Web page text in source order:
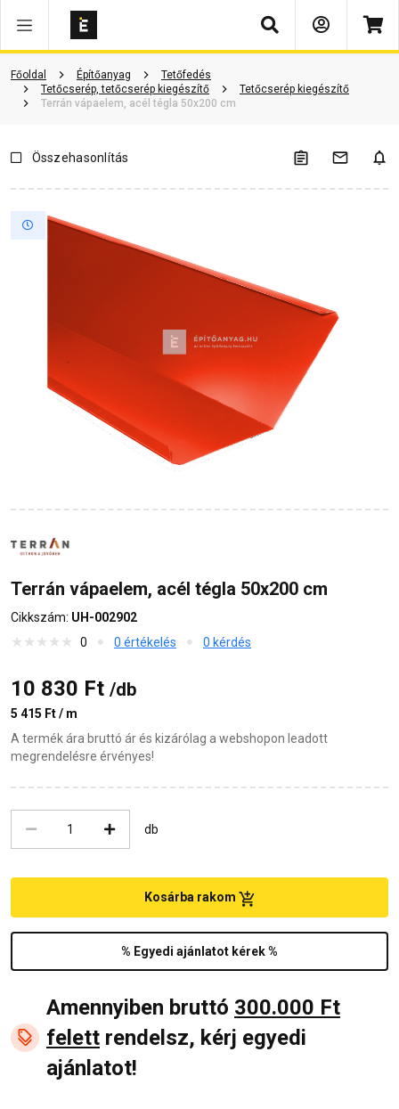
Keresés
Főoldal Építőanyag
Tetőfedés
Tetőcserép, tetőcserép kiegészítő
Tetőcserép kiegészítő
Terrán vápaelem, acél tégla 50x200 cm
Vásárlói vélemények Kérdések és válaszok Kapcsolódó cikkek
Összehasonlítás
Terrán vápaelem, acél tégla 50x200 cm
Cikkszám: UH-002902
0
0 értékelés 0 kérdés
10 830 Ft /db
5 415 Ft / m
A termék ára bruttó ár és kizárólag a webshopon leadott
megrendelésre érvényes!
db
% Egyedi ajánlatot kérek %
Kosárba rakom
Amennyiben bruttó 300.000 Ft
felett rendelsz, kérj egyedi
ajánlatot!